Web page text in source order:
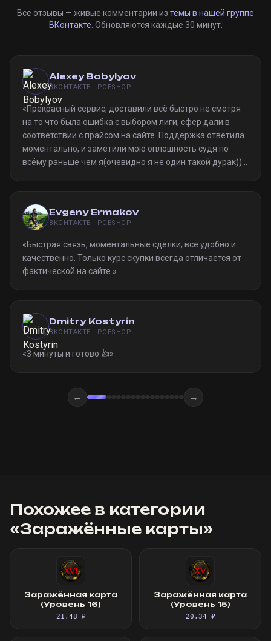
Все отзывы — живые комментарии из темы в нашей группе
ВКонтакте . Обновляются каждые 30 минут.
Alexey Bobylyov
ВКОНТАКТЕ · POESHOP
«Прекрасный сервис, доставили всё быстро не смотря
на то что была ошибка с выбором лиги, сфер дали в
соответствии с прайсом на сайте. Поддержка ответила
моментально, и заметили мою оплошность судя по
всёму раньше чем я(очевидно я не один такой дурак)).
Evgeny Ermakov
ВКОНТАКТЕ · POESHOP
«Быстрая связь, моментальные сделки, все удобно и
качественно. Только курс скупки всегда отличается от
фактической на сайте. »
Dmitry Kostyrin
ВКОНТАКТЕ · POESHOP
«3 минуты и готово 👍»
← →
Похожее в категории
«Заражённые карты»
Заражённая карта
(Уровень 16)
21,48 ₽
Заражённая карта
(Уровень 15)
20,34 ₽